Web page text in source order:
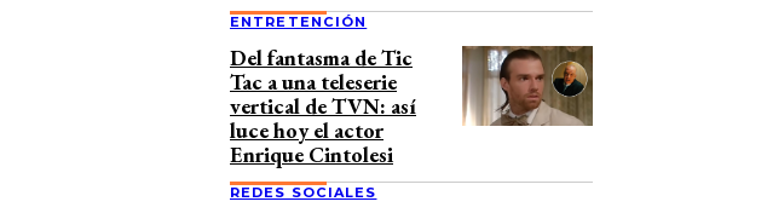
ENTRETENCIÓN
Del fantasma de Tic
Tac a una teleserie
vertical de TVN: así
luce hoy el actor
Enrique Cintolesi
REDES SOCIALES